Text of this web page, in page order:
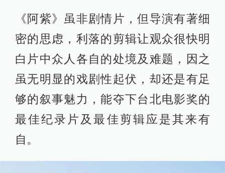
《阿紫》虽非剧情片，但导演有著细
密的思虑，利落的剪辑让观众很快明
白片中众人各自的处境及难题，因之
虽无明显的戏剧性起伏，却还是有足
够的叙事魅力，能夺下台北电影奖的
最佳纪录片及最佳剪辑应是其来有
自。